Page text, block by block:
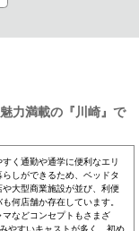
力満載の『川崎』で
く通勤や通学に便利なエリ
しができるため、ベッドタ
大型商業施設が並び、利便
何店舗か存在しています。
などコンセプトもさまざ
やすいキャストが多く、初め